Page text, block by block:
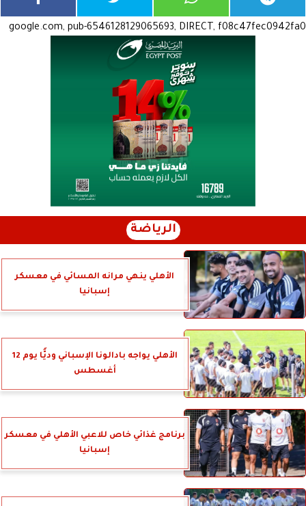
google.com, pub-6546128129065693, DIRECT, f08c47fec0942fa0
الرياضة
الأهلي ينهي مرانه المسائي في معسكر
إسبانيا
الأهلي يواجه بادالونا الإسباني وديًّا يوم 12
أغسطس
برنامج غذائي خاص للاعبي الأهلي في معسكر
إسبانيا